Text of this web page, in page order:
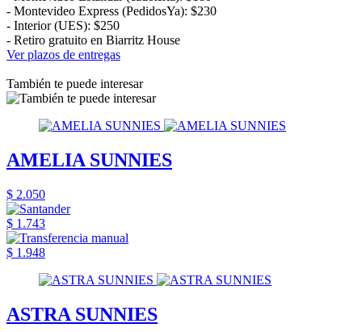
- Montevideo Express (PedidosYa): $230
- Interior (UES): $250
- Retiro gratuito en Biarritz House
Ver plazos de entregas
También te puede interesar
AMELIA SUNNIES
$ 2.050
$ 1.743
$ 1.948
ASTRA SUNNIES